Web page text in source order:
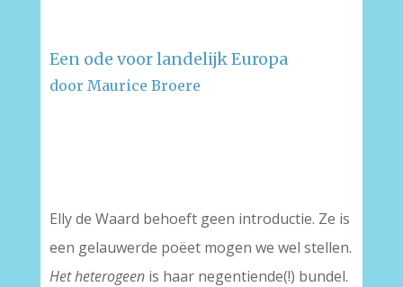
Een ode voor landelijk Europa
door Maurice Broere
Elly de Waard behoeft geen introductie. Ze is
een gelauwerde poëet mogen we wel stellen.
Het heterogeen is haar negentiende(!) bundel.